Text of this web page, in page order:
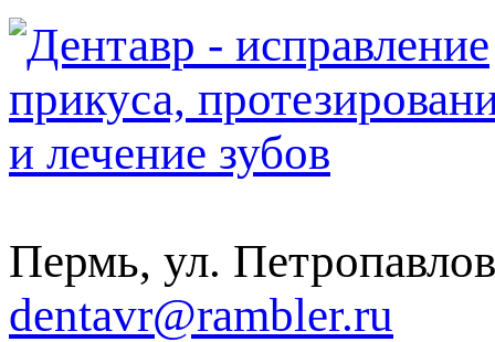
Пермь, ул.
dentavr@rambler.ru